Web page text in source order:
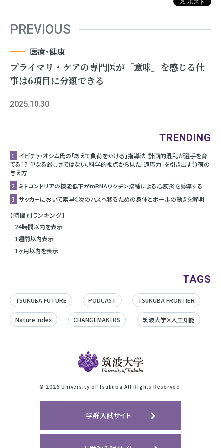
PREVIOUS
医療・健康
プライマリ・ケアの専門医が「意味」を感じる仕
事は6項目に分類できる
2025.10.30
TRENDING
1 イビチャ・オシム氏の「あえて負荷をかける」指導法：計画的混乱が選手を育
てる！？ 単なる厳しさではない、科学的視点から見た「適応力」を引き出す負荷の
与え方
2 ミトコンドリアの機能低下がmRNAワクチン接種による心筋炎を誘導する
3 サッカーにおいて素早く次のパスへ移るための身体とボールの動きを解明
【時間別ランキング】
24時間以内を表示
1週間以内表示
1ヶ月以内を表示
TAGS
TSUKUBA FUTURE PODCAST TSUKUBA FRONTIER
Nature Index CHANGEMAKERS 筑波大学✕人工知能
© 2026 University of Tsukuba All Rights Reserved.
学群入試サイト